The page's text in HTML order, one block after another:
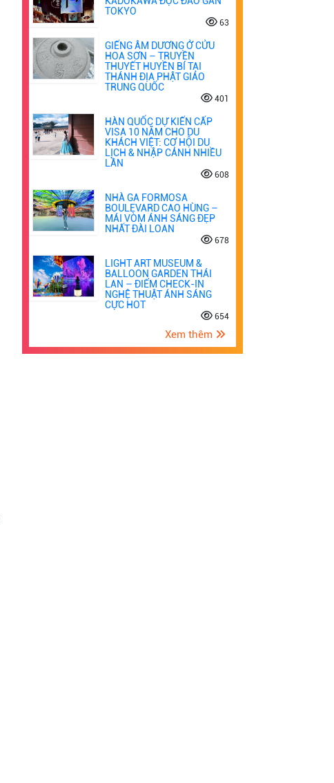
TOKYO
63
GIẾNG ÂM DƯƠNG Ở CỬU
HOA SƠN – TRUYỀN
THUYẾT HUYỀN BÍ TẠI
THÁNH ĐỊA PHẬT GIÁO
TRUNG QUỐC
401
HÀN QUỐC DỰ KIẾN CẤP
VISA 10 NĂM CHO DU
KHÁCH VIỆT: CƠ HỘI DU
LỊCH & NHẬP CẢNH NHIỀU
LẦN
608
NHÀ GA FORMOSA
BOULEVARD CAO HÙNG –
MÁI VÒM ÁNH SÁNG ĐẸP
NHẤT ĐÀI LOAN
678
LIGHT ART MUSEUM &
BALLOON GARDEN THÁI
LAN – ĐIỂM CHECK-IN
NGHỆ THUẬT ÁNH SÁNG
CỰC HOT
654
Xem thêm